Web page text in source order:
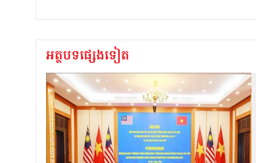
អត្ថបទផ្សេងទៀត